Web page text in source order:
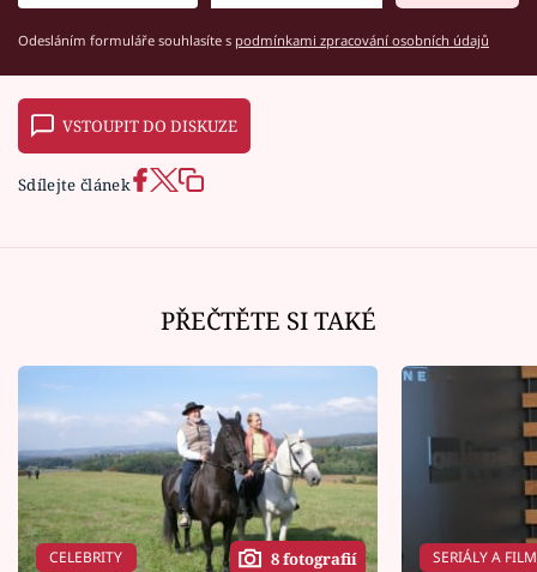
Odesláním formuláře souhlasíte s podmínkami zpracování osobních údajů
VSTOUPIT DO DISKUZE
Sdílejte článek
PŘEČTĚTE SI TAKÉ
CELEBRITY 8 fotografií SERIÁLY A